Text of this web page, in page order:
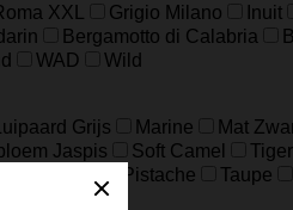
XXL Grigio Milano Inuit
Bergamotto di Calabria
WAD
Wild
Luipaard Grijs Marine Mat
Jaspis Soft Camel
Pistache Taupe